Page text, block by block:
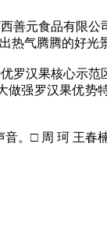
元食品有限公
气腾腾的好光
汉果核心示范
做强罗汉果优势
。□ 周 珂 王春